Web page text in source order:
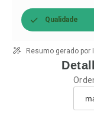
Qualidade
Resumo gerado